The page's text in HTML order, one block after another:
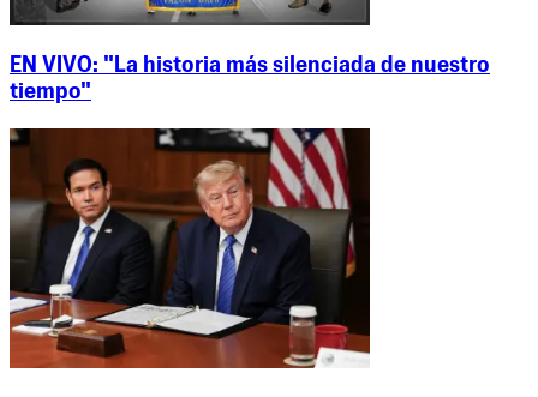
EN VIVO: "La historia más silenciada de nuestro
tiempo"